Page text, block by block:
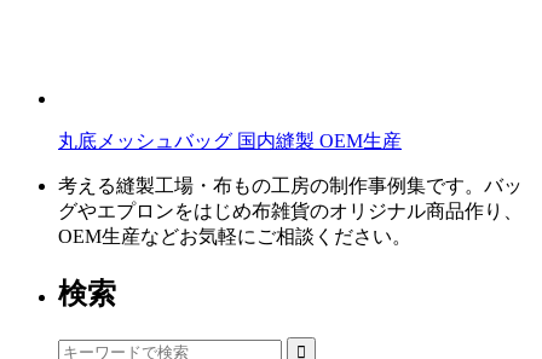
丸底メッシュバッグ 国内縫製 OEM生産
考える縫製工場・布もの工房の制作事例集です。バッ
グやエプロンをはじめ布雑貨のオリジナル商品作り、
OEM生産などお気軽にご相談ください。
検索